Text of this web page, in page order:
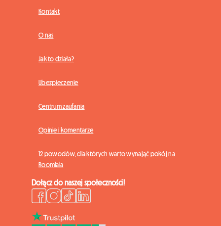
Kontakt
O nas
Jak to działa?
Ubezpieczenie
Centrum zaufania
Opinie i komentarze
12 powodów, dla których warto wynająć pokój na
Roomlala
Dołącz do naszej społeczności!